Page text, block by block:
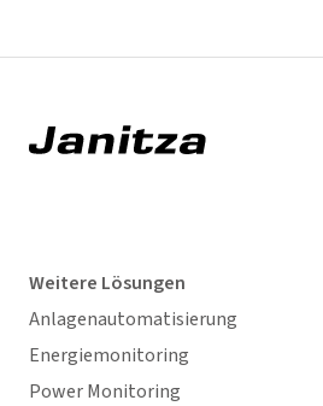
Weitere Lösungen
Anlagenautomatisierung
Energiemonitoring
Power Monitoring